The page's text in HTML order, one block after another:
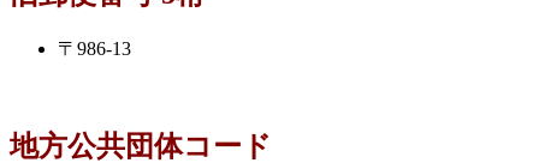
〒986-13
地方公共団体コード